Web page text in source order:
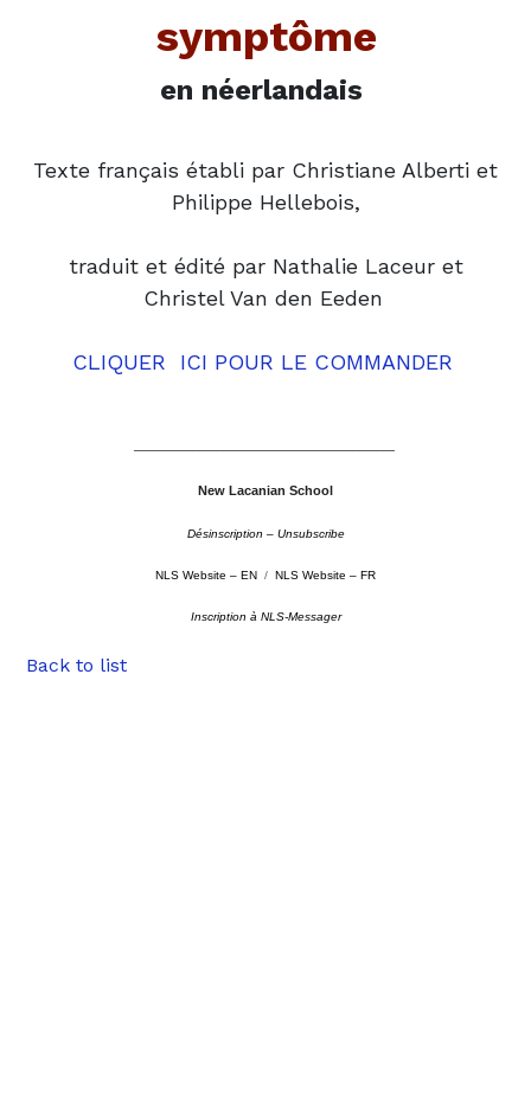
symptôme
en néerlandais
Texte français établi par Christiane Alberti et
Philippe Hellebois,
traduit et édité par Nathalie Laceur et
Christel Van den Eeden
CLIQUER ICI POUR LE COMMANDER
––––––––––––––––––––––––––––––––––––––––––––
New Lacanian School
Désinscription – Unsubscribe
NLS Website – EN / NLS Website – FR
Inscription à NLS-Messager
Back to list